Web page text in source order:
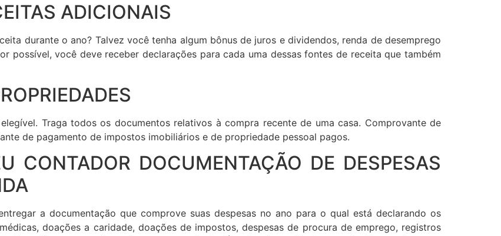
ADICIONAIS
durante o ano? Talvez você tenha algum bônus de juros e dividendos, renda de desemprego
possível, você deve receber declarações para cada uma dessas fontes de receita que também
Traga todos os documentos relativos à compra recente de uma casa. Comprovante de
de pagamento de impostos imobiliários e de propriedade pessoal pagos.
CONTADOR DOCUMENTAÇÃO DE DESPESAS
a documentação que comprove suas despesas no ano para o qual está declarando os
doações a caridade, doações de impostos, despesas de procura de emprego, registros